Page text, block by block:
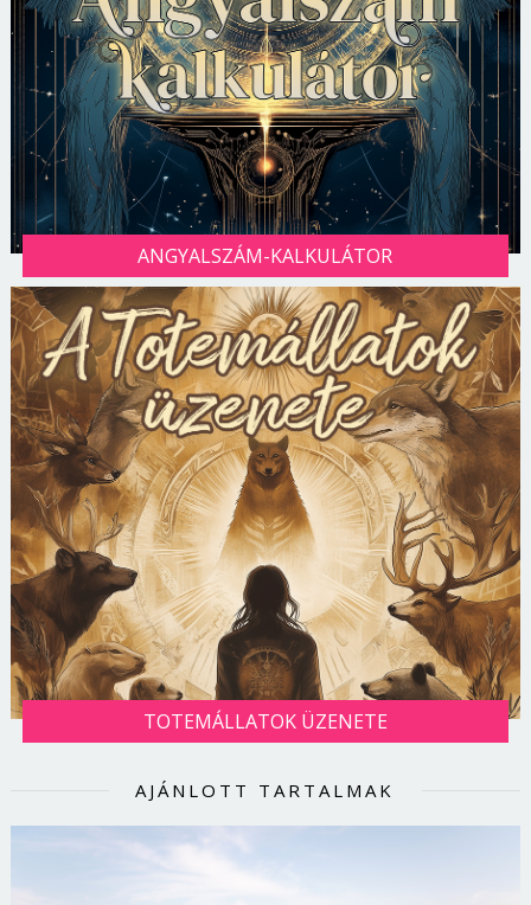
ANGYALSZÁM-KALKULÁTOR
TOTEMÁLLATOK ÜZENETE
AJÁNLOTT TARTALMAK